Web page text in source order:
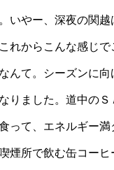
いやー、深夜の関越
れからこんな感じで
んて。シーズンに向
りました。道中のＳ
って、エネルギー
煙所で飲む缶コーヒ